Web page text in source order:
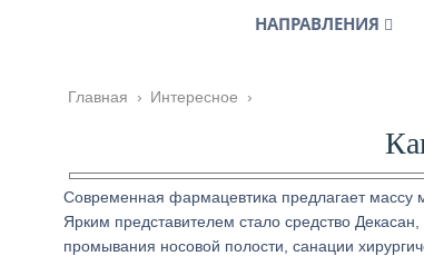
НАПРАВЛЕНИЯ
Главная › Интересное ›
Современная фармацевтика предлагает массу
Ярким представителем стало средство
промывания носовой полости, санации